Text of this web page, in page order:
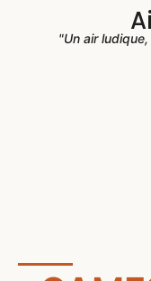
"Un air